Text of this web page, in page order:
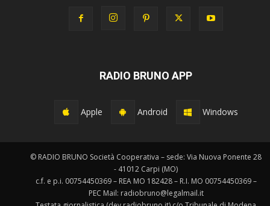
RADIO BRUNO APP
Apple Android Windows
© RADIO BRUNO Società Cooperativa – sede: Via Nuova Ponente 28
- 41012 Carpi (MO)
c.f. e p.i. 00754450369 – REA MO 182428 – R.I. MO 00754450369 –
PEC Mail: radiobruno@legalmail.it